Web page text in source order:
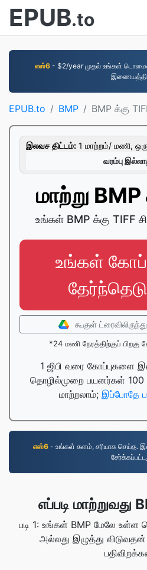
EPUB.to
எஸ்6 - $2/year முதல் உங்கள்
EPUB.to BMP BMP க்கு
இலவச திட்டம்: 1 மாற்றம்/ மணி,
வரம்பு
மாற்று
உங்கள் BMP க்கு TIFF
உங்கள்
கூகுள்
*24 மணி நேரத்திற்குப்
1 ஜிபி வரை கோப்புகளை
தொழில்முறை பயனர்கள் 100
மாற்றலாம்; இப்போதே
எஸ்6- உங்கள் களம், சரியாக செய்த.
எப்படி மாற்றுவது
படி 1: உங்கள் BMP மேலே
அல்லது இழுத்து